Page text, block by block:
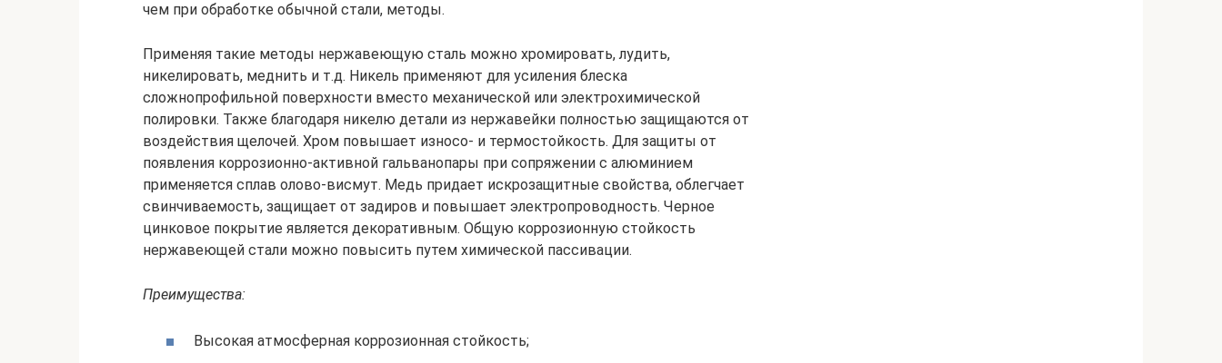
чем при обработке обычной стали, методы.
Применяя такие методы нержавеющую сталь можно хромировать, лудить,
никелировать, меднить и т.д. Никель применяют для усиления блеска
сложнопрофильной поверхности вместо механической или электрохимической
полировки. Также благодаря никелю детали из нержавейки полностью защищаются от
воздействия щелочей. Хром повышает износо- и термостойкость. Для защиты от
появления коррозионно-активной гальванопары при сопряжении с алюминием
применяется сплав олово-висмут. Медь придает искрозащитные свойства, облегчает
свинчиваемость, защищает от задиров и повышает электропроводность. Черное
цинковое покрытие является декоративным. Общую коррозионную стойкость
нержавеющей стали можно повысить путем химической пассивации.
Преимущества:
Высокая атмосферная коррозионная стойкость;